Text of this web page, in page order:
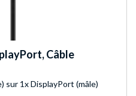
Câble
sur 1x DisplayPort (mâle)